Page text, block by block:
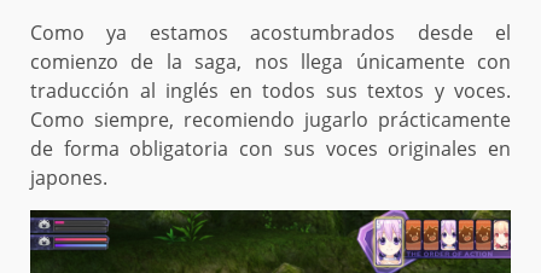
Como ya estamos acostumbrados desde el
comienzo de la saga, nos llega únicamente con
traducción al inglés en todos sus textos y voces.
Como siempre, recomiendo jugarlo prácticamente
de forma obligatoria con sus voces originales en
japones.